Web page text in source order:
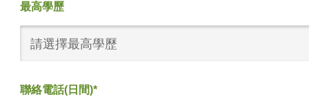
最高學歷
請選擇最高學歷
聯絡電話(日間)*